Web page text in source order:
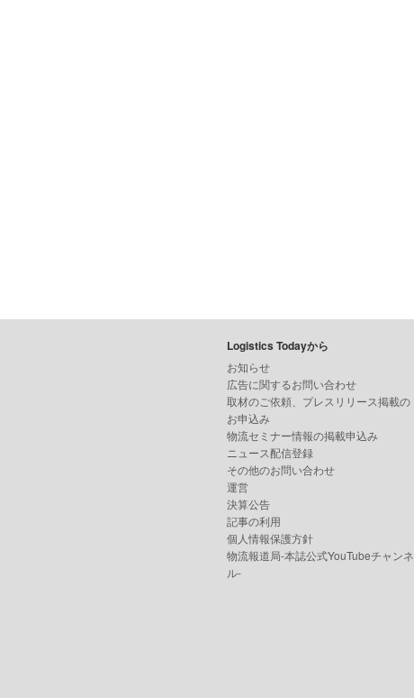
Logistics Todayから
お知らせ
広告に関するお問い合わせ
取材のご依頼、プレスリリース掲載の
お申込み
物流セミナー情報の掲載申込み
ニュース配信登録
その他のお問い合わせ
運営
決算公告
記事の利用
個人情報保護方針
物流報道局-本誌公式YouTubeチャンネ
ル-